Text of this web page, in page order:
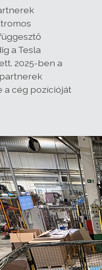
a Tesla
2025-ben a
a cég pozícióját